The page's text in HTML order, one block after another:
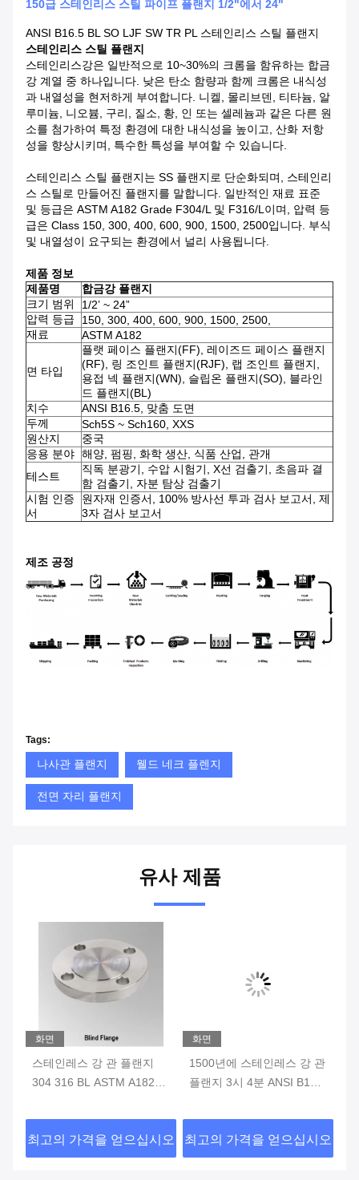
150급 스테인리스 스틸 파이프 플랜지 1/2"에서 24"
ANSI B16.5 BL SO LJF SW TR PL 스테인리스 스틸 플랜지
스테인리스 스틸 플랜지
스테인리스강은 일반적으로 10~30%의 크롬을 함유하는 합금
강 계열 중 하나입니다. 낮은 탄소 함량과 함께 크롬은 내식성
과 내열성을 현저하게 부여합니다. 니켈, 몰리브덴, 티타늄, 알
루미늄, 니오븀, 구리, 질소, 황, 인 또는 셀레늄과 같은 다른 원
소를 첨가하여 특정 환경에 대한 내식성을 높이고, 산화 저항
성을 향상시키며, 특수한 특성을 부여할 수 있습니다.
스테인리스 스틸 플랜지는 SS 플랜지로 단순화되며, 스테인리
스 스틸로 만들어진 플랜지를 말합니다. 일반적인 재료 표준
및 등급은 ASTM A182 Grade F304/L 및 F316/L이며, 압력 등
급은 Class 150, 300, 400, 600, 900, 1500, 2500입니다. 부식
및 내열성이 요구되는 환경에서 널리 사용됩니다.
제품 정보
제품명
합금강 플랜지
크기 범위
1/2’ ~ 24”
압력 등급
150, 300, 400, 600, 900, 1500, 2500,
재료
ASTM A182
면 타입
플랫 페이스 플랜지(FF), 레이즈드 페이스 플랜지
(RF), 링 조인트 플랜지(RJF), 랩 조인트 플랜지,
용접 넥 플랜지(WN), 슬립온 플랜지(SO), 블라인
드 플랜지(BL)
치수
ANSI B16.5, 맞춤 도면
두께
Sch5S ~ Sch160, XXS
원산지
중국
응용 분야 해양, 펌핑, 화학 생산, 식품 산업, 관개
테스트
직독 분광기, 수압 시험기, X선 검출기, 초음파 결
함 검출기, 자분 탐상 검출기
시험 인증
서
원자재 인증서, 100% 방사선 투과 검사 보고서, 제
3자 검사 보고서
제조 공정
Tags:
나사관 플랜지 웰드 네크 플렌지
전면 자리 플랜지
유사 제품
화면
스테인레스 강 관 플랜지
304 316 BL ASTM A182
세요
최고의 가격을 얻으십시오
화면
1500년에 스테인레스 강 관
플랜지 3시 4분 ANSI B16.5
져 넘어지세요
최고의 가격을 얻으십시오